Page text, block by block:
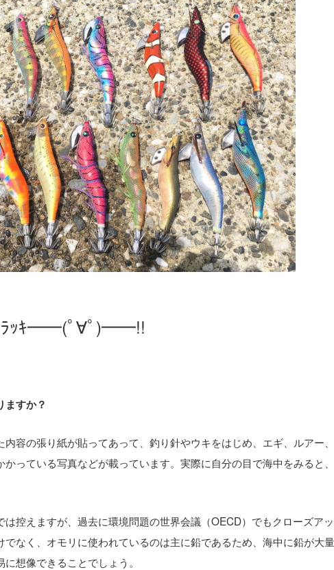
ﾗｯｷ━━(ﾟ∀ﾟ)━━!!
ますか？
容の張り紙が貼ってあって、釣り針やウキをはじめ、エギ、ルアー
っている写真などが載っています。実際に自分の目で海中をみると
控えますが、過去に環境問題の世界会議（OECD）でもクローズア
なく、オモリに使われているのは主に鉛であるため、海中に鉛が大
想像できることでしょう。